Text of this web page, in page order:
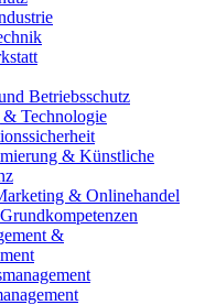
Betriebsschutz
Technologie
& Künstliche
& Onlinehandel
&